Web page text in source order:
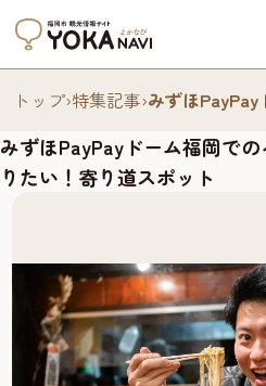
トップ›特集記事›みずほ
みずほPayPayドーム福岡で
りたい！寄り道スポット